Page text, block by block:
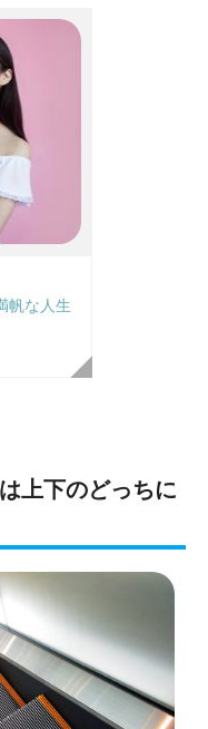
帆な人生
上下のどっちに